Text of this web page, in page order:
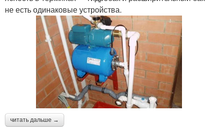
не есть одинаковые устройства.
читать дальше →